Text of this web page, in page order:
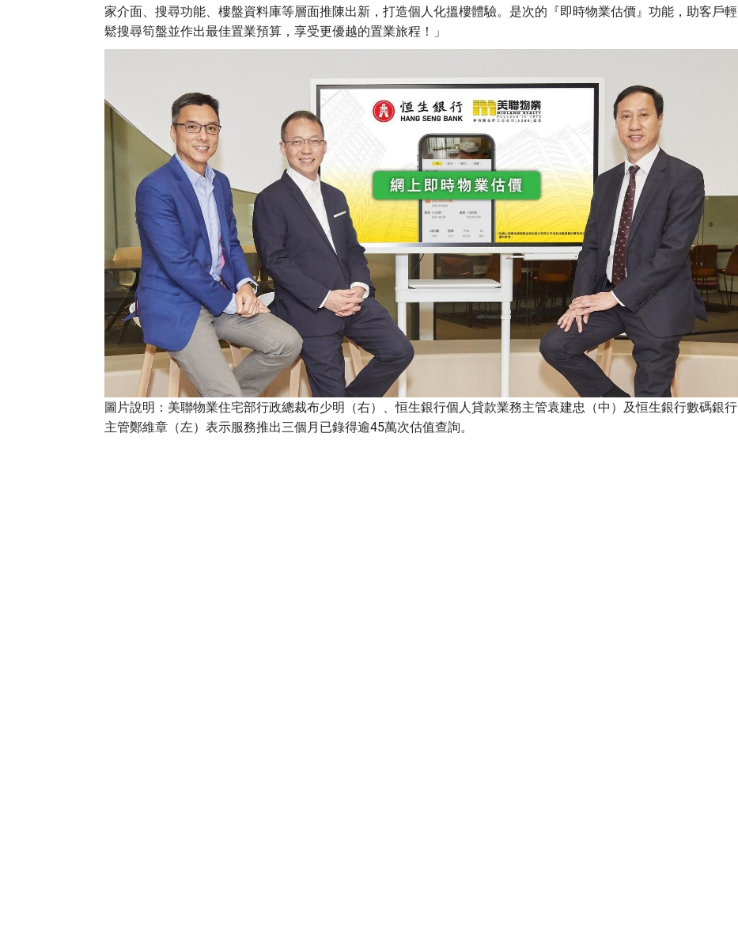
家介面、搜尋功能、樓盤資料庫等層面推陳出新，打造個人化搵樓體驗。是次的『即時物業估價』功能，助客戶輕
鬆搜尋筍盤並作出最佳置業預算，享受更優越的置業旅程！」
圖片說明：美聯物業住宅部行政總裁布少明（右）、恒生銀行個人貸款業務主管袁建忠（中）及恒生銀行數碼銀行
主管鄭維章（左）表示服務推出三個月已錄得逾45萬次估值查詢。